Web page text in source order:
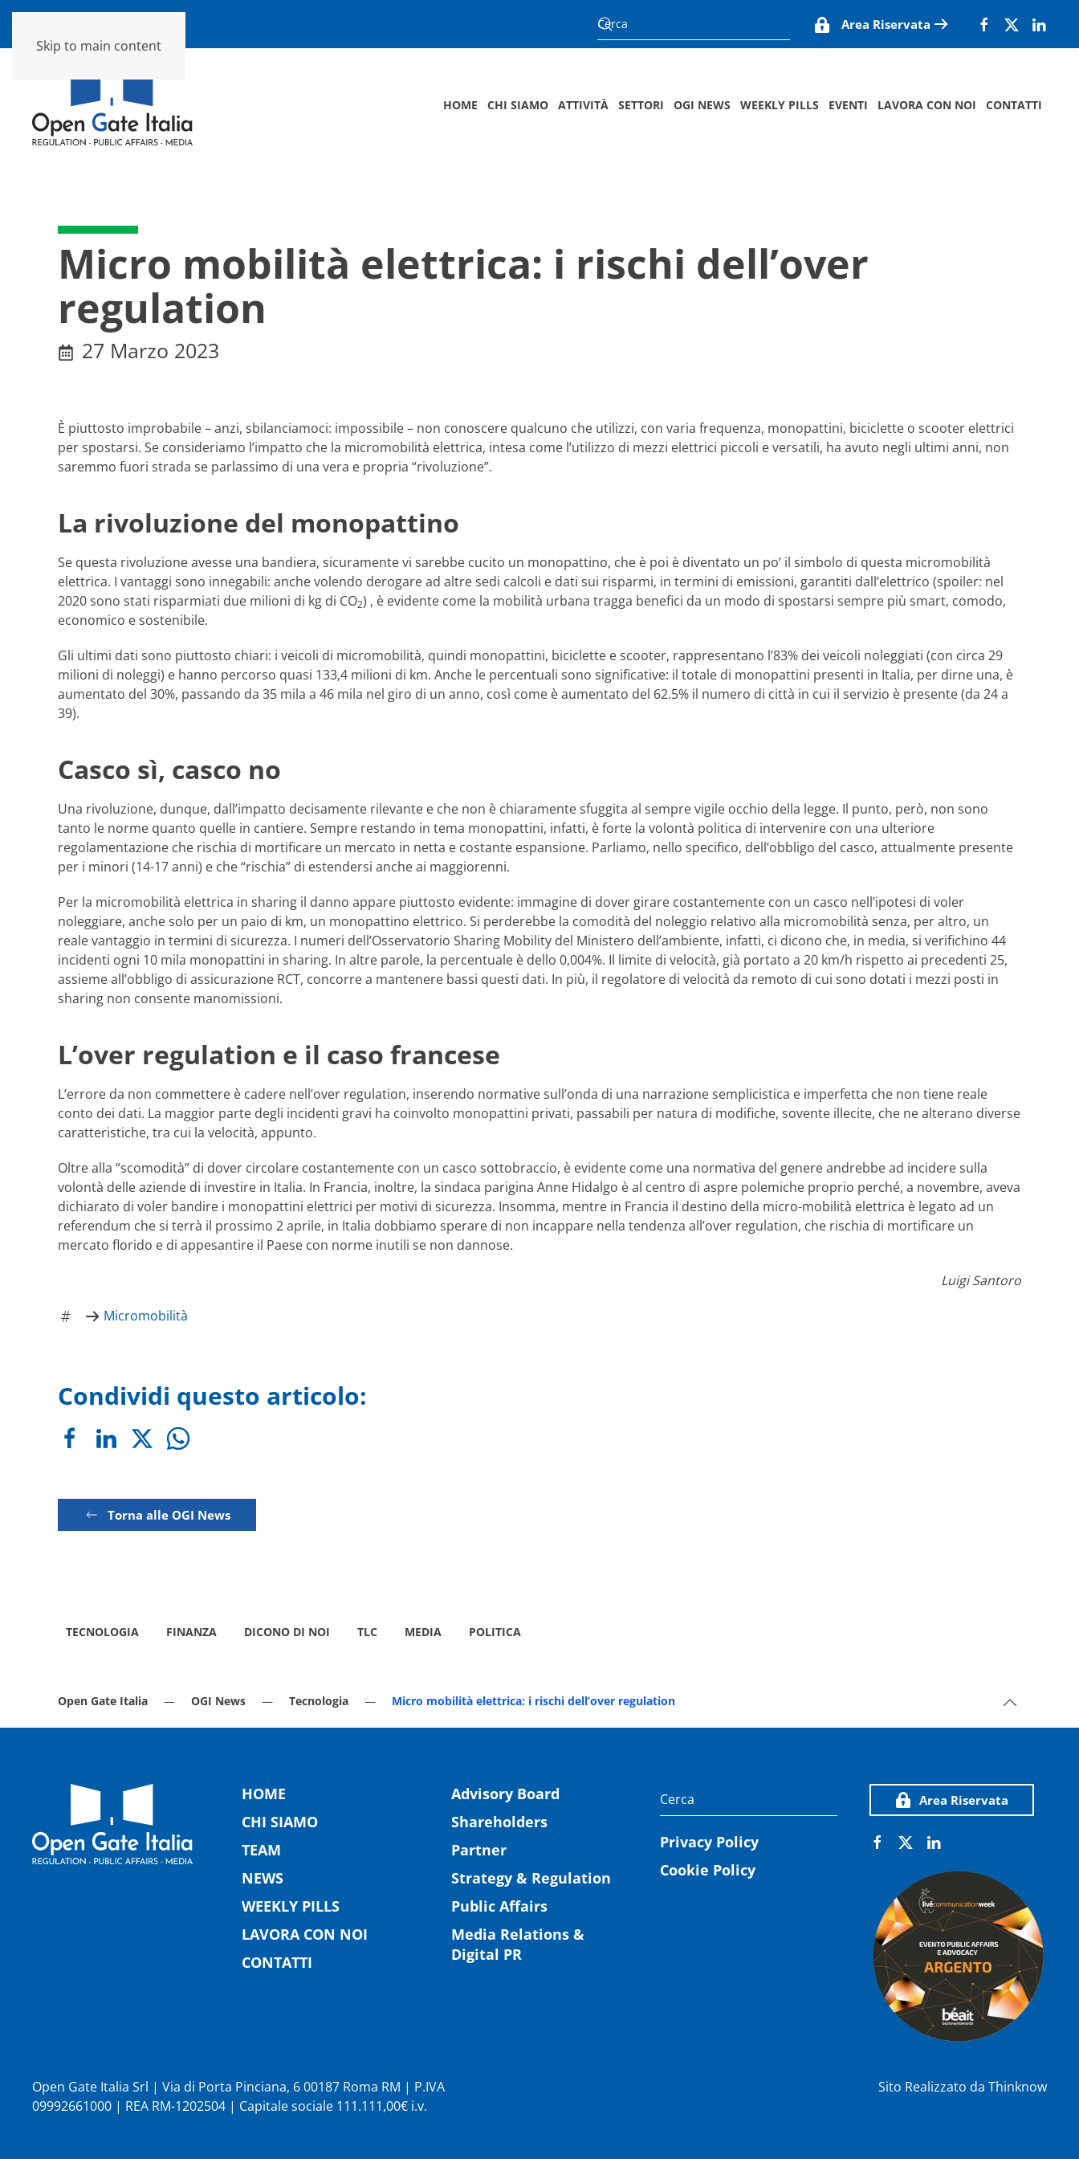
Skip to main content
Area Riservata
HOME CHI SIAMO ATTIVITÀ SETTORI OGI NEWS WEEKLY PILLS EVENTI LAVORA CON NOI CONTATTI
Micro mobilità elettrica: i rischi dell’over
regulation
27 Marzo 2023
È piuttosto improbabile – anzi, sbilanciamoci: impossibile – non conoscere qualcuno che utilizzi, con varia frequenza, monopattini, biciclette o scooter elettrici
per spostarsi. Se consideriamo l’impatto che la micromobilità elettrica, intesa come l’utilizzo di mezzi elettrici piccoli e versatili, ha avuto negli ultimi anni, non
saremmo fuori strada se parlassimo di una vera e propria “rivoluzione”.
La rivoluzione del monopattino
Se questa rivoluzione avesse una bandiera, sicuramente vi sarebbe cucito un monopattino, che è poi è diventato un po’ il simbolo di questa micromobilità
elettrica. I vantaggi sono innegabili: anche volendo derogare ad altre sedi calcoli e dati sui risparmi, in termini di emissioni, garantiti dall’elettrico (spoiler: nel
2020 sono stati risparmiati due milioni di kg di CO2) , è evidente come la mobilità urbana tragga benefici da un modo di spostarsi sempre più smart, comodo,
economico e sostenibile.
Gli ultimi dati sono piuttosto chiari: i veicoli di micromobilità, quindi monopattini, biciclette e scooter, rappresentano l’83% dei veicoli noleggiati (con circa 29
milioni di noleggi) e hanno percorso quasi 133,4 milioni di km. Anche le percentuali sono significative: il totale di monopattini presenti in Italia, per dirne una, è
aumentato del 30%, passando da 35 mila a 46 mila nel giro di un anno, così come è aumentato del 62.5% il numero di città in cui il servizio è presente (da 24 a
39).
Casco sì, casco no
Una rivoluzione, dunque, dall’impatto decisamente rilevante e che non è chiaramente sfuggita al sempre vigile occhio della legge. Il punto, però, non sono
tanto le norme quanto quelle in cantiere. Sempre restando in tema monopattini, infatti, è forte la volontà politica di intervenire con una ulteriore
regolamentazione che rischia di mortificare un mercato in netta e costante espansione. Parliamo, nello specifico, dell’obbligo del casco, attualmente presente
per i minori (14-17 anni) e che “rischia” di estendersi anche ai maggiorenni.
Per la micromobilità elettrica in sharing il danno appare piuttosto evidente: immagine di dover girare costantemente con un casco nell’ipotesi di voler
noleggiare, anche solo per un paio di km, un monopattino elettrico. Si perderebbe la comodità del noleggio relativo alla micromobilità senza, per altro, un
reale vantaggio in termini di sicurezza. I numeri dell’Osservatorio Sharing Mobility del Ministero dell’ambiente, infatti, ci dicono che, in media, si verifichino 44
incidenti ogni 10 mila monopattini in sharing. In altre parole, la percentuale è dello 0,004%. Il limite di velocità, già portato a 20 km/h rispetto ai precedenti 25,
assieme all’obbligo di assicurazione RCT, concorre a mantenere bassi questi dati. In più, il regolatore di velocità da remoto di cui sono dotati i mezzi posti in
sharing non consente manomissioni.
L’over regulation e il caso francese
L’errore da non commettere è cadere nell’over regulation, inserendo normative sull’onda di una narrazione semplicistica e imperfetta che non tiene reale
conto dei dati. La maggior parte degli incidenti gravi ha coinvolto monopattini privati, passabili per natura di modifiche, sovente illecite, che ne alterano diverse
caratteristiche, tra cui la velocità, appunto.
Oltre alla “scomodità” di dover circolare costantemente con un casco sottobraccio, è evidente come una normativa del genere andrebbe ad incidere sulla
volontà delle aziende di investire in Italia. In Francia, inoltre, la sindaca parigina Anne Hidalgo è al centro di aspre polemiche proprio perché, a novembre, aveva
dichiarato di voler bandire i monopattini elettrici per motivi di sicurezza. Insomma, mentre in Francia il destino della micro-mobilità elettrica è legato ad un
referendum che si terrà il prossimo 2 aprile, in Italia dobbiamo sperare di non incappare nella tendenza all’over regulation, che rischia di mortificare un
mercato florido e di appesantire il Paese con norme inutili se non dannose.
Luigi Santoro
Micromobilità
Condividi questo articolo:
Torna alle OGI News
TECNOLOGIA FINANZA DICONO DI NOI TLC MEDIA POLITICA
Open Gate Italia OGI News Tecnologia Micro mobilità elettrica: i rischi dell’over regulation
HOME
CHI SIAMO
TEAM
NEWS
WEEKLY PILLS
LAVORA CON NOI
CONTATTI
Advisory Board
Shareholders
Partner
Strategy & Regulation
Public Affairs
Media Relations &
Digital PR
Privacy Policy
Cookie Policy
Area Riservata
Open Gate Italia Srl | Via di Porta Pinciana, 6 00187 Roma RM | P.IVA
09992661000 | REA RM-1202504 | Capitale sociale 111.111,00€ i.v.
Sito Realizzato da Thinknow